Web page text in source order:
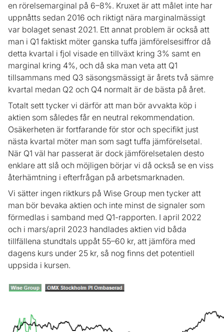
en rörelsemarginal på 6–8%. Kruxet är att målet inte har
uppnåtts sedan 2016 och riktigt nära marginalmässigt
var bolaget senast 2021. Ett annat problem är också att
man i Q1 faktiskt möter ganska tuffa jämförelsesiffror då
detta kvartal i fjol visade en tillväxt kring 3% samt en
marginal kring 4%, och då ska man veta att Q1
tillsammans med Q3 säsongsmässigt är årets två sämre
kvartal medan Q2 och Q4 normalt är de bästa på året.
Totalt sett tycker vi därför att man bör avvakta köp i
aktien som således får en neutral rekommendation.
Osäkerheten är fortfarande för stor och specifikt just
nästa kvartal möter man som sagt tuffa jämförelsetal.
När Q1 väl har passerat är dock jämförelsetalen desto
enklare att slå och möjligen börjar vi då också se en viss
återhämtning i efterfrågan på arbetsmarknaden.
Vi sätter ingen riktkurs på Wise Group men tycker att
man bör bevaka aktien och inte minst de signaler som
förmedlas i samband med Q1-rapporten. I april 2022
och i mars/april 2023 handlades aktien vid båda
tillfällena stundtals uppåt 55–60 kr, att jämföra med
dagens kurs under 25 kr, så nog finns det potentiell
uppsida i kursen.